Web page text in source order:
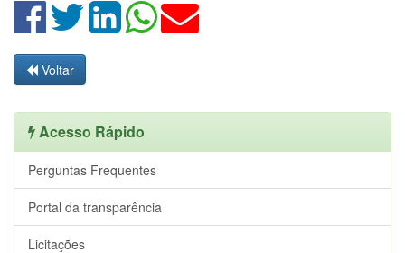
Voltar
Acesso Rápido
Perguntas Frequentes
Portal da transparência
Licitações